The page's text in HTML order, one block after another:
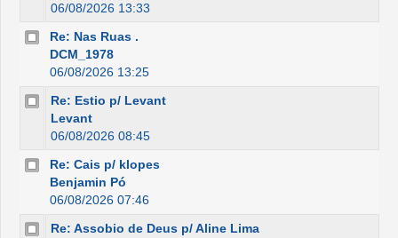
06/08/2026 13:33
Re: Nas Ruas .
DCM_1978
06/08/2026 13:25
Re: Estio p/ Levant
Levant
06/08/2026 08:45
Re: Cais p/ klopes
Benjamin Pó
06/08/2026 07:46
Re: Assobio de Deus p/ Aline Lima